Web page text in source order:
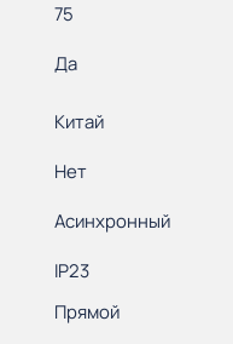
75
Да
Китай
Нет
Асинхронный
IP23
Прямой